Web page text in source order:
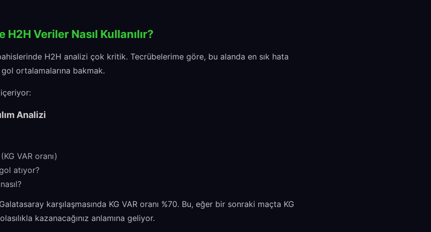
H2H Veriler Nasıl Kullanılır?
bahislerinde H2H analizi çok kritik. Tecrübelerime göre, bu alanda en sık hata
ortalamalarına bakmak.
içeriyor:
Analizi
VAR oranı)
atıyor?
karşılaşmasında KG VAR oranı %70. Bu, eğer bir sonraki maçta KG
kazanacağınız anlamına geliyor.